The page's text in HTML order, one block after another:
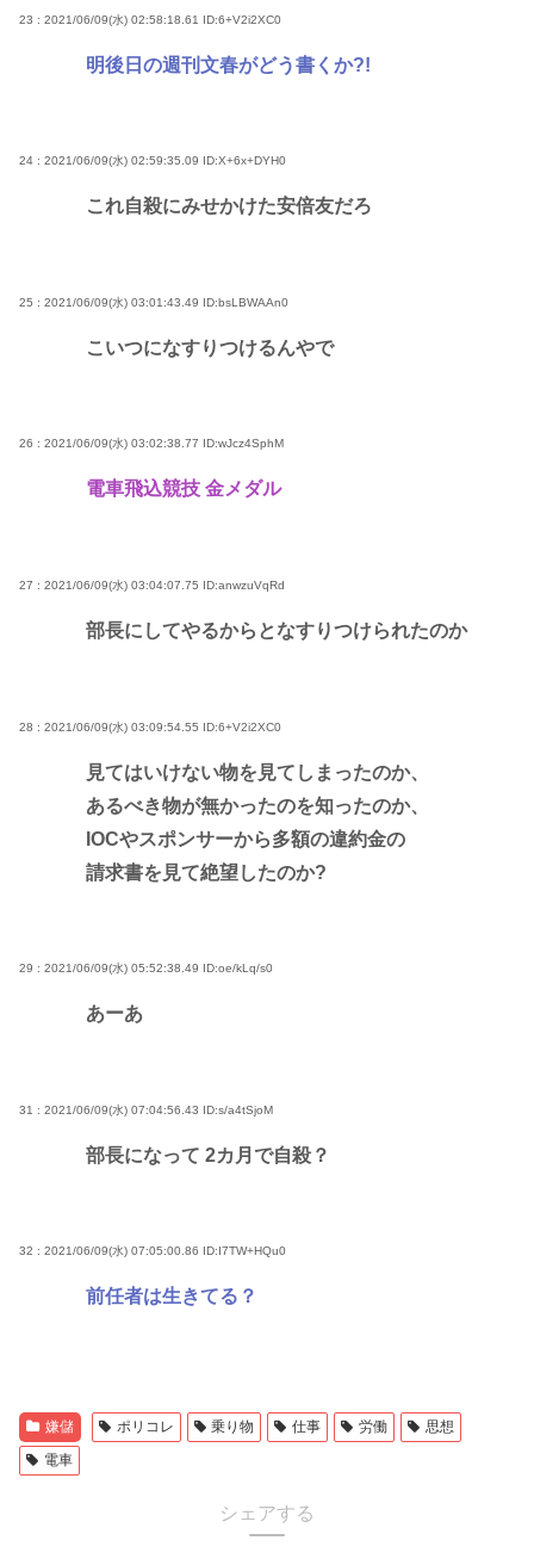
23 : 2021/06/09(水) 02:58:18.61 ID:6+V2i2XC0
明後日の週刊文春がどう書くか?!
24 : 2021/06/09(水) 02:59:35.09 ID:X+6x+DYH0
これ自殺にみせかけた安倍友だろ
25 : 2021/06/09(水) 03:01:43.49 ID:bsLBWAAn0
こいつになすりつけるんやで
26 : 2021/06/09(水) 03:02:38.77 ID:wJcz4SphM
電車飛込競技 金メダル
27 : 2021/06/09(水) 03:04:07.75 ID:anwzuVqRd
部長にしてやるからとなすりつけられたのか
28 : 2021/06/09(水) 03:09:54.55 ID:6+V2i2XC0
見てはいけない物を見てしまったのか、
あるべき物が無かったのを知ったのか、
IOCやスポンサーから多額の違約金の
請求書を見て絶望したのか?
29 : 2021/06/09(水) 05:52:38.49 ID:oe/kLq/s0
あーあ
31 : 2021/06/09(水) 07:04:56.43 ID:s/a4tSjoM
部長になって 2カ月で自殺？
32 : 2021/06/09(水) 07:05:00.86 ID:I7TW+HQu0
前任者は生きてる？
嫌儲 ポリコレ 乗り物 仕事 労働
思想
電車
シェアする